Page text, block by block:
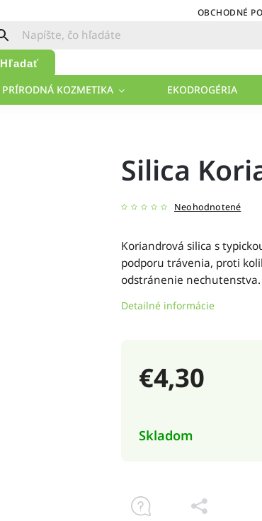
OBCHODNÉ
Hľadať
PRÍRODNÁ KOZMETIKA EKODROGÉRIA
€4,30
Skladom
Silica
Neohodnotené
Koriandrová silica s
podporu trávenia, proti
odstránenie nechutenstva.
Detailné informácie